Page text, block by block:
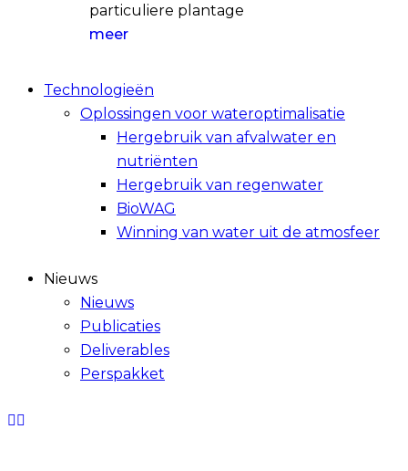
particuliere plantage
meer
Technologieën
Oplossingen voor wateroptimalisatie
Hergebruik van afvalwater en
nutriënten
Hergebruik van regenwater
BioWAG
Winning van water uit de atmosfeer
Nieuws
Nieuws
Publicaties
Deliverables
Perspakket